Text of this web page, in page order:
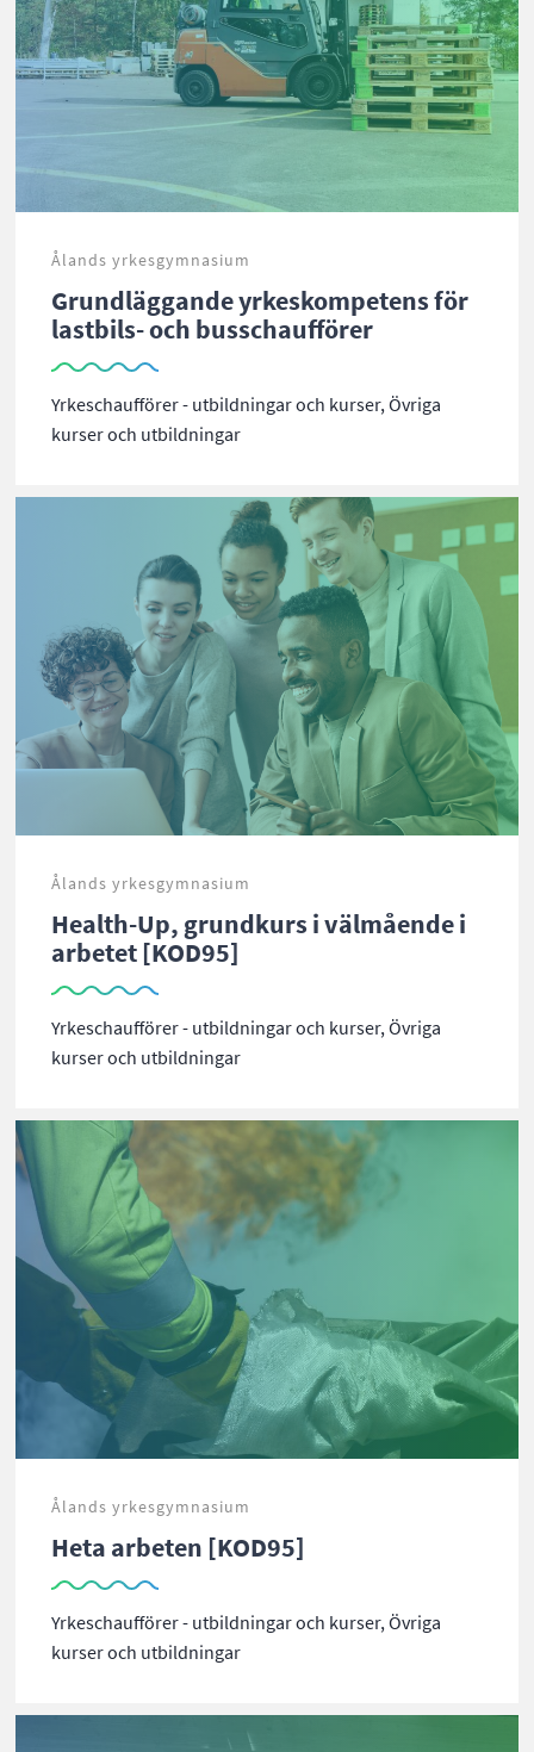
Ålands yrkesgymnasium
Grundläggande yrkeskompetens för
lastbils- och busschaufförer
Yrkeschaufförer - utbildningar och kurser, Övriga
kurser och utbildningar
Ålands yrkesgymnasium
Health-Up, grundkurs i välmående i
arbetet [KOD95]
Yrkeschaufförer - utbildningar och kurser, Övriga
kurser och utbildningar
Ålands yrkesgymnasium
Heta arbeten [KOD95]
Yrkeschaufförer - utbildningar och kurser, Övriga
kurser och utbildningar